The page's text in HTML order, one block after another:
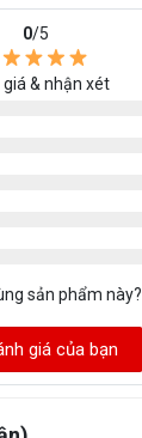
0/5
& nhận xét
sản phẩm này?
giá của bạn